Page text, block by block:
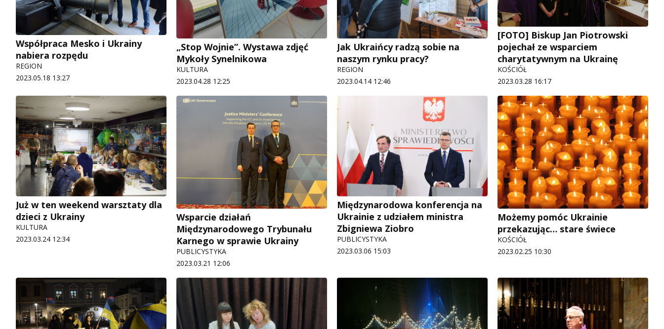
Współpraca Mesko i Ukrainy
nabiera rozpędu
REGION
2023.05.18 13:27
„Stop Wojnie”. Wystawa zdjęć
Mykoły Synelnikowa
KULTURA
2023.04.28 12:25
Jak Ukraińcy radzą sobie na
naszym rynku pracy?
REGION
2023.04.14 12:46
[FOTO] Biskup Jan Piotrowski
pojechał ze wsparciem
charytatywnym na Ukrainę
KOŚCIÓŁ
2023.03.28 16:17
Już w ten weekend warsztaty dla
dzieci z Ukrainy
KULTURA
2023.03.24 12:34
Wsparcie działań
Międzynarodowego Trybunału
Karnego w sprawie Ukrainy
PUBLICYSTYKA
2023.03.21 12:06
Międzynarodowa konferencja na
Ukrainie z udziałem ministra
Zbigniewa Ziobro
PUBLICYSTYKA
2023.03.06 15:03
Możemy pomóc Ukrainie
przekazując… stare świece
KOŚCIÓŁ
2023.02.25 10:30